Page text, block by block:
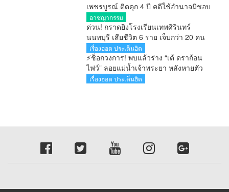
เพชรบูรณ์ ติดคุก 4 ปี คดีใช้อำนาจมิชอบ
รายงานคดียาไม่ตรงความจริง ไม่รอ
ลงอาญา
อาชญากรรม
ด่วน! กราดยิงโรงเรียนเทพศิรินทร์
นนทบุรี เสียชีวิต 6 ราย เจ็บกว่า 20 คน
ตำรวจคุมสถานการณ์ได้แล้ว
เรื่องฮอต ประเด็นฮิต
⚡ช็อกวงการ! พบแล้วร่าง “เต้ ดราก้อน
ไฟว์” ลอยแม่น้ำเจ้าพระยา หลังหายตัว
ปริศนาตั้งแต่เช้ามืด
เรื่องฮอต ประเด็นฮิต